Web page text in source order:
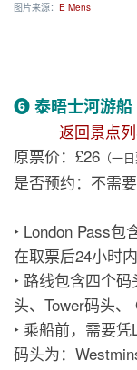
图片来源： E Mens
❻ 泰晤士河游
返回景点
原票价：£26 （一
是否预约：不需
‣ London Pass
在取票后24小时
‣ 路线包含四个
头、Tower码头
‣ 乘船前，需要
码头为：